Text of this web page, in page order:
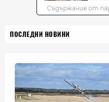
ПОСЛЕДНИ НОВИНИ